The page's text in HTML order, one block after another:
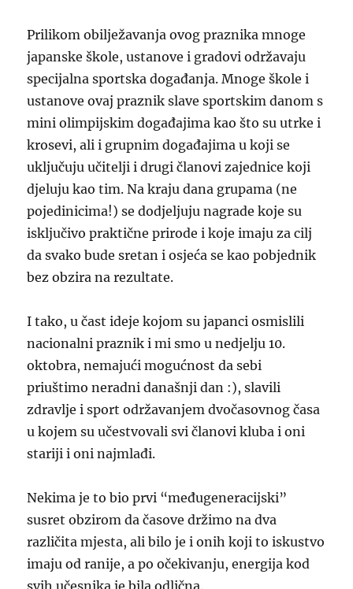
Prilikom obilježavanja ovog praznika mnoge
japanske škole, ustanove i gradovi održavaju
specijalna sportska događanja. Mnoge škole i
ustanove ovaj praznik slave sportskim danom s
mini olimpijskim događajima kao što su utrke i
krosevi, ali i grupnim događajima u koji se
uključuju učitelji i drugi članovi zajednice koji
djeluju kao tim. Na kraju dana grupama (ne
pojedinicima!) se dodjeljuju nagrade koje su
isključivo praktične prirode i koje imaju za cilj
da svako bude sretan i osjeća se kao pobjednik
bez obzira na rezultate.
I tako, u čast ideje kojom su japanci osmislili
nacionalni praznik i mi smo u nedjelju 10.
oktobra, nemajući mogućnost da sebi
priuštimo neradni današnji dan :), slavili
zdravlje i sport održavanjem dvočasovnog časa
u kojem su učestvovali svi članovi kluba i oni
stariji i oni najmlađi.
Nekima je to bio prvi “međugeneracijski”
susret obzirom da časove držimo na dva
različita mjesta, ali bilo je i onih koji to iskustvo
imaju od ranije, a po očekivanju, energija kod